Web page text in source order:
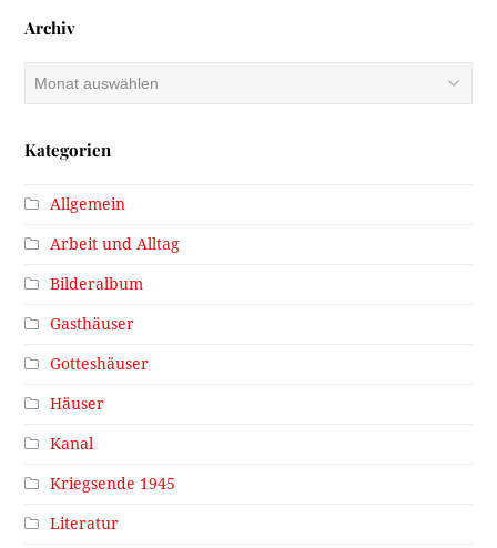
Archiv
Kategorien
Allgemein
Arbeit und Alltag
Bilderalbum
Gasthäuser
Gotteshäuser
Häuser
Kanal
Kriegsende 1945
Literatur